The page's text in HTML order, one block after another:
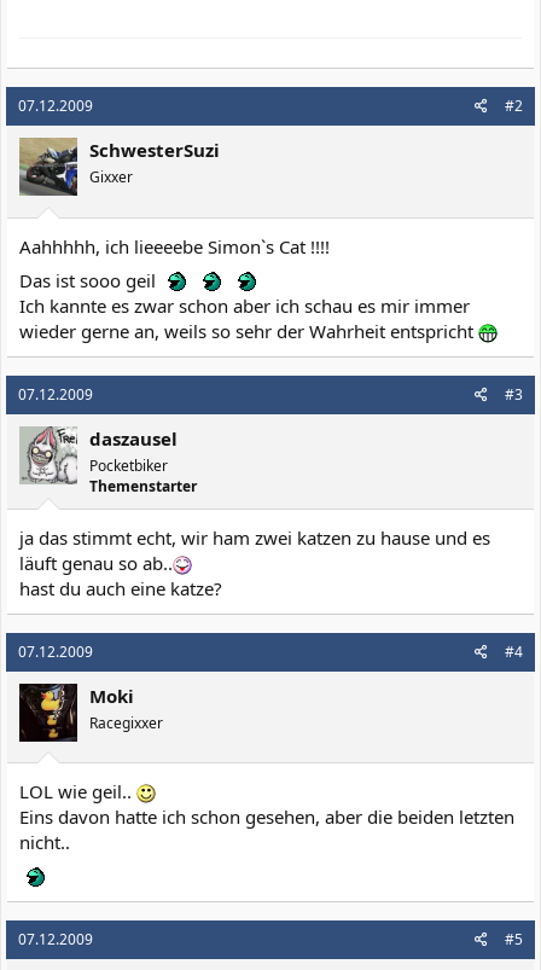
07.12.2009 #2
SchwesterSuzi
Gixxer
Aahhhhh, ich lieeeebe Simon`s Cat !!!!
Das ist sooo geil
Ich kannte es zwar schon aber ich schau es mir immer
wieder gerne an, weils so sehr der Wahrheit entspricht
07.12.2009 #3
daszausel
Pocketbiker
Themenstarter
ja das stimmt echt, wir ham zwei katzen zu hause und es
läuft genau so ab..
hast du auch eine katze?
07.12.2009 #4
Moki
Racegixxer
LOL wie geil..
Eins davon hatte ich schon gesehen, aber die beiden letzten
nicht..
07.12.2009 #5